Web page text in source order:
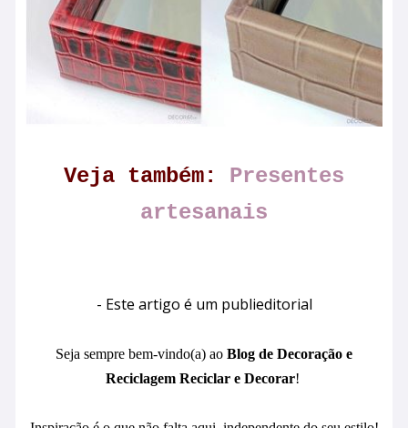
Veja também: Presentes
artesanais
- Este artigo é um publieditorial
Seja sempre bem-vindo(a) ao Blog de Decoração e
Reciclagem Reciclar e Decorar!